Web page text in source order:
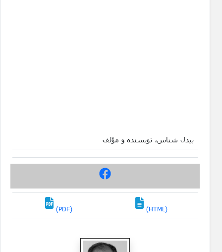
بیدل شناس، نویسنده و مؤلف
(PDF) (HTML)